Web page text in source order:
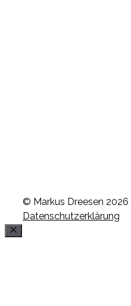
© Markus Dreesen 2026 |
Datenschutzerklärung
Schließen